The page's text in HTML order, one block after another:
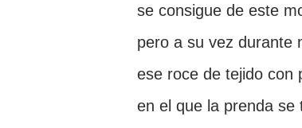
se consigue de este
pero a su vez durante
ese roce de tejido con
en el que la prenda se